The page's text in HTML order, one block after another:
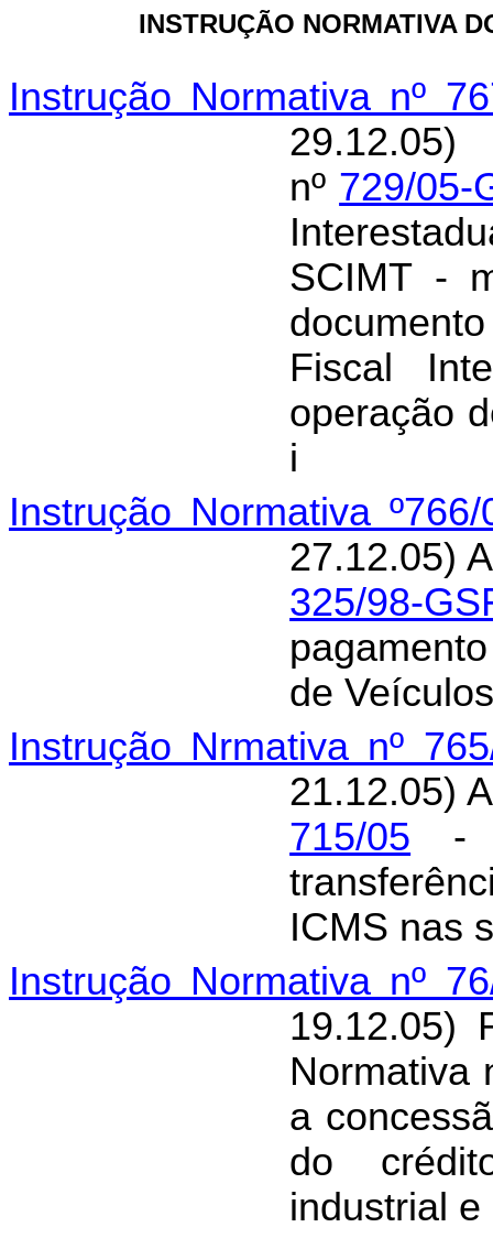
INSTRUÇÃO NORMATIVA
Instrução Normativa nº
29.12.05)
nº 729/05-
SCIMT -
Fiscal
operação
i
Instrução Normativa º766/
27.12.05)
325/98-
de
Instrução Nrmativa nº
21.12.05)
715/05 -
ICMS nas
Instrução Normativa nº
19.12.05)
Normativa
a
do
industrial